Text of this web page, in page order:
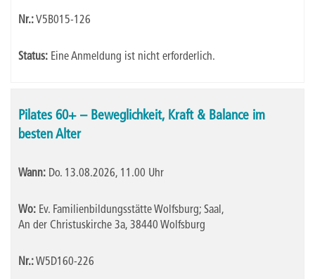
Nr.:V5B015-126
Status: Eine Anmeldung ist nicht erforderlich.
Pilates 60+ – Beweglichkeit, Kraft & Balance im
besten Alter
Wann: Do. 13.08.2026, 11.00 Uhr
Wo: Ev. Familienbildungsstätte Wolfsburg; Saal,
An der Christuskirche 3a, 38440 Wolfsburg
Nr.:W5D160-226